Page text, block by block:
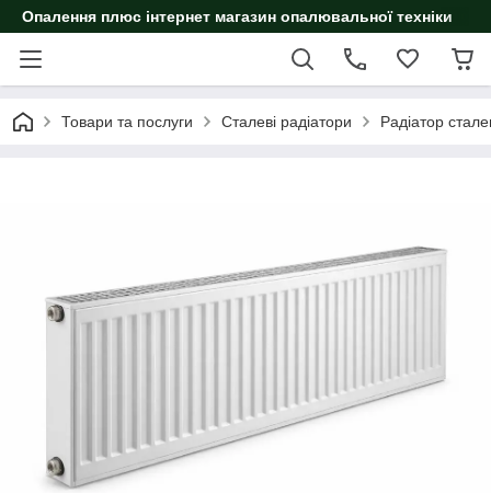
Опалення плюс інтернет магазин опалювальної техніки
Товари та послуги Сталеві радіатори Радіатор